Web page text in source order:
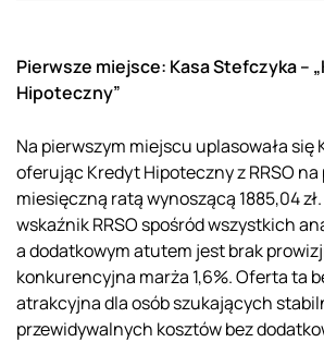
Pierwsze miejsce: Kasa Stefczyka –
Hipoteczny”
Na pierwszym miejscu uplasowała się
oferując Kredyt Hipoteczny z RRSO na
miesięczną ratą wynoszącą 1885,04
wskaźnik RRSO spośród wszystkich
a dodatkowym atutem jest brak
konkurencyjna marża 1,6%. Oferta ta
atrakcyjna dla osób szukających
przewidywalnych kosztów bez